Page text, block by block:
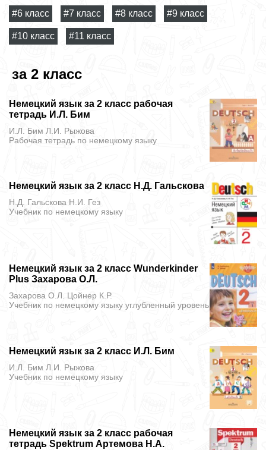
#6 класс #7 класс #8 класс #9 класс
#10 класс #11 класс
за 2 класс
Немецкий язык за 2 класс рабочая
тетрадь И.Л. Бим
И.Л. Бим Л.И. Рыжова
Рабочая тетрадь по немецкому языку
Немецкий язык за 2 класс Н.Д. Гальскова
Н.Д. Гальскова Н.И. Гез
Учебник по немецкому языку
Немецкий язык за 2 класс Wunderkinder
Plus Захарова О.Л.
Захарова О.Л. Цойнер К.Р.
Учебник по немецкому языку углубленный уровень
Немецкий язык за 2 класс И.Л. Бим
И.Л. Бим Л.И. Рыжова
Учебник по немецкому языку
Немецкий язык за 2 класс рабочая
тетрадь Spektrum Артемова Н.А.